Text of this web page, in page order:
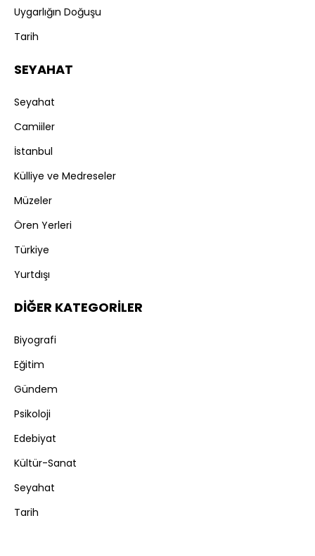
Uygarlığın Doğuşu
Tarih
SEYAHAT
Seyahat
Camiiler
İstanbul
Külliye ve Medreseler
Müzeler
Ören Yerleri
Türkiye
Yurtdışı
DİĞER KATEGORİLER
Biyografi
Eğitim
Gündem
Psikoloji
Edebiyat
Kültür-Sanat
Seyahat
Tarih